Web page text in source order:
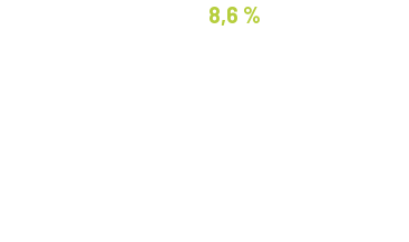
8,6 %